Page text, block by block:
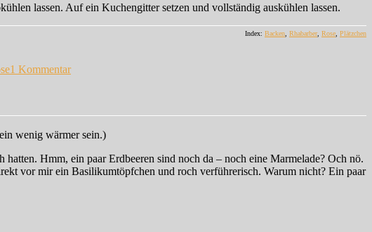
lassen. Auf ein Kuchengitter setzen und vollständig auskühlen lassen.
Index: Backen Rhabarber, Rose Plätzchen
1 KommentarRosenwasser-
wenig wärmer sein.)
Hmm, ein paar Erdbeeren sind noch da – noch eine Marmelade? Och nö.
vor mir ein Basilikumtöpfchen und roch verführerisch. Warum nicht? Ein paar